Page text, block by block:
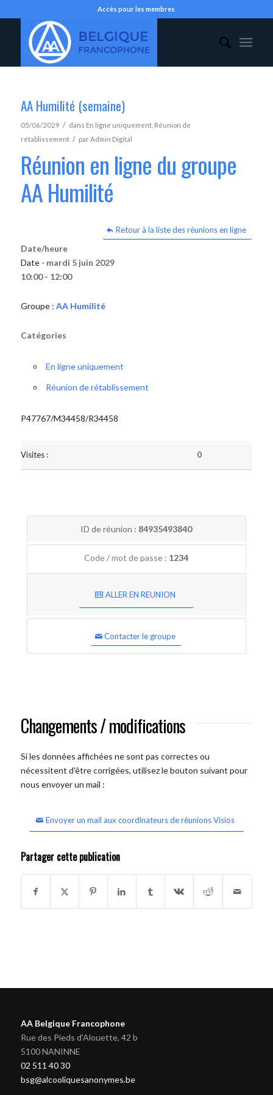
Accès pour les membres
AA Humilité (semaine)
05/06/2029 / dans En ligne uniquement, Réunion de
rétablissement / parAdmin Digital
Réunion en ligne du groupe
AA Humilité
Retour à la liste des réunions en ligne
Date/heure
Date - mardi 5 juin 2029
10:00 - 12:00
Groupe : AA Humilité
Catégories
En ligne uniquement
Réunion de rétablissement
P47767/M34458/R34458
Visites : 0
ID de réunion : 84935493840
Code / mot de passe : 1234
ALLER EN REUNION
Contacter le groupe
Changements / modifications
Si les données affichées ne sont pas correctes ou
nécessitent d'être corrigées, utilisez le bouton suivant pour
nous envoyer un mail :
Envoyer un mail aux coordinateurs de réunions Visios
Partager cette publication
AA Belgique Francophone
Rue des Pieds d'Alouette, 42 b
5100 NANINNE
02 511 40 30
bsg@alcooliquesanonymes.be